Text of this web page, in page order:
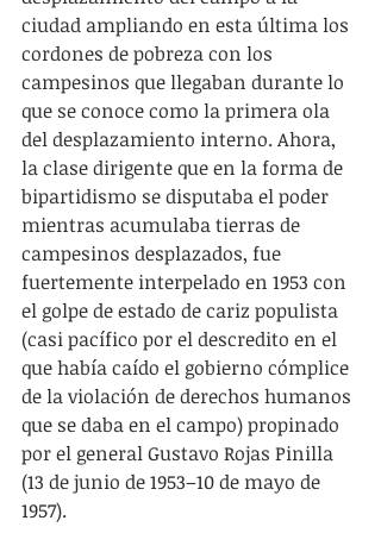
ciudad ampliando en esta última los
cordones de pobreza con los
campesinos que llegaban durante lo
que se conoce como la primera ola
del desplazamiento interno. Ahora,
la clase dirigente que en la forma de
bipartidismo se disputaba el poder
mientras acumulaba tierras de
campesinos desplazados, fue
fuertemente interpelado en 1953 con
el golpe de estado de cariz populista
(casi pacífico por el descredito en el
que había caído el gobierno cómplice
de la violación de derechos humanos
que se daba en el campo) propinado
por el general Gustavo Rojas Pinilla
(13 de junio de 1953–10 de mayo de
1957).